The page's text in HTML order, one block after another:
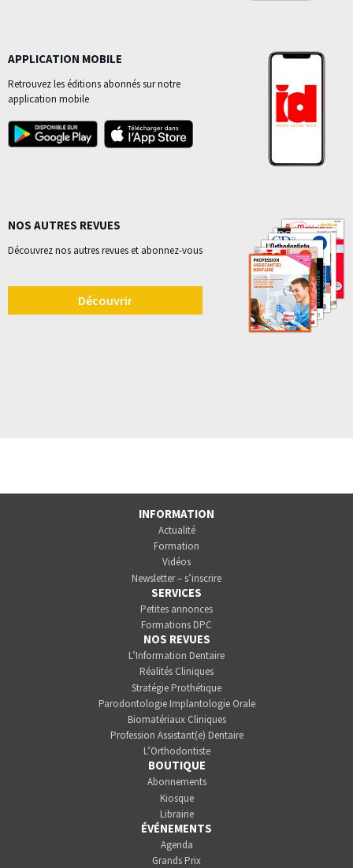
APPLICATION MOBILE
Retrouvez les éditions abonnés sur notre
application mobile
NOS AUTRES REVUES
Découvrez nos autres revues et abonnez-vous
Découvrir
INFORMATION
Actualité
Formation
Vidéos
Newsletter – s’inscrire
SERVICES
Petites annonces
Formations DPC
NOS REVUES
L’Information Dentaire
Réalités Cliniques
Stratégie Prothétique
Parodontologie Implantologie Orale
Biomatériaux Cliniques
Profession Assistant(e) Dentaire
L’Orthodontiste
BOUTIQUE
Abonnements
Kiosque
Librairie
ÉVÉNEMENTS
Agenda
Grands Prix